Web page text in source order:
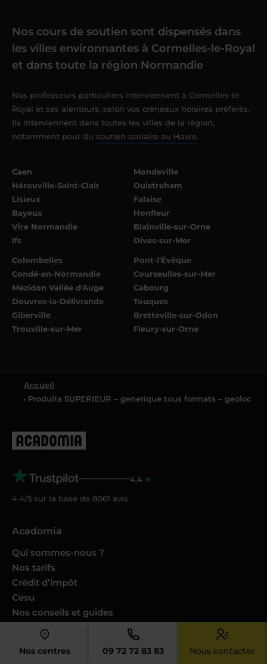
Nos centres 09 72 72 83 83 Nous contacter
Nos cours de soutien sont dispensés dans
les villes environnantes à Cormelles-le-Royal
et dans toute la région Normandie
Nos professeurs particuliers interviennent à Cormelles-le-
Royal et ses alentours, selon vos créneaux horaires préférés.
Ils interviennent dans toutes les villes de la région,
notamment pour du soutien scolaire au Havre.
Caen
Hérouville-Saint-Clair
Lisieux
Bayeux
Vire Normandie
Ifs
Mondeville
Ouistreham
Falaise
Honfleur
Blainville-sur-Orne
Dives-sur-Mer
Colombelles
Condé-en-Normandie
Mézidon Vallée d'Auge
Douvres-la-Délivrande
Giberville
Trouville-sur-Mer
Pont-l'Évêque
Courseulles-sur-Mer
Cabourg
Touques
Bretteville-sur-Odon
Fleury-sur-Orne
Accueil
› Produits SUPERIEUR – generique tous formats – geoloc
4.4
4.4/5 sur la base de 8061 avis
Acadomia
Qui sommes-nous ?
Nos tarifs
Crédit d’impôt
Cesu
Nos conseils et guides
Nos Podcasts Ambition Sup
Avis des familles
Avis des enseignants